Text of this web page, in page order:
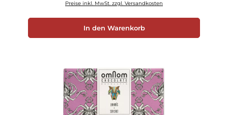
Preise inkl. MwSt. zzgl. Versandkosten
In den Warenkorb